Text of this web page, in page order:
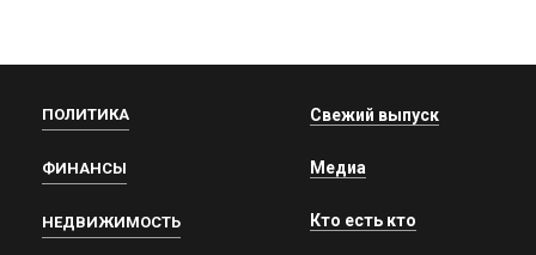
ПОЛИТИКА
ФИНАНСЫ
НЕДВИЖИМОСТЬ
Свежий выпуск
Медиа
Кто есть кто